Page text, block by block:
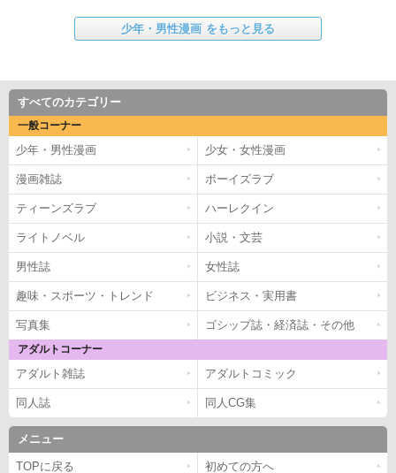
少年・男性漫画 をもっと見る
すべてのカテゴリー
一般コーナー
少年・男性漫画 少女・女性漫画
漫画雑誌 ボーイズラブ
ティーンズラブ ハーレクイン
ライトノベル 小説・文芸
男性誌 女性誌
趣味・スポーツ・トレンド ビジネス・実用書
写真集 ゴシップ誌・経済誌・その他
アダルトコーナー
アダルト雑誌 アダルトコミック
同人誌 同人CG集
メニュー
TOPに戻る 初めての方へ